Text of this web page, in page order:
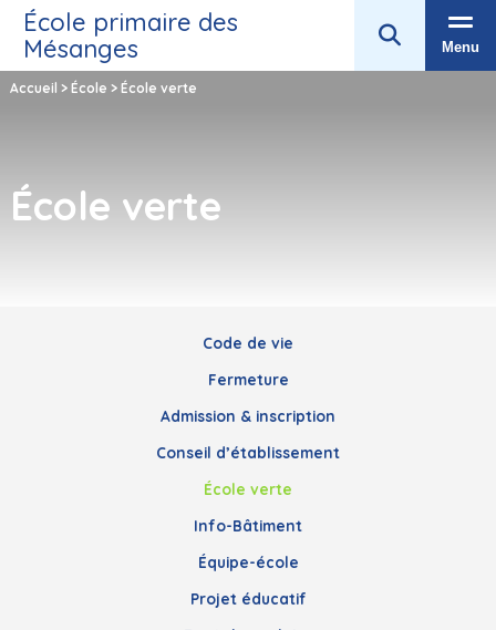
École primaire des
Mésanges
Menu
Accueil > École > École verte
École verte
Code de vie
Fermeture
Admission & inscription
Conseil d’établissement
École verte
Info-Bâtiment
Équipe-école
Projet éducatif